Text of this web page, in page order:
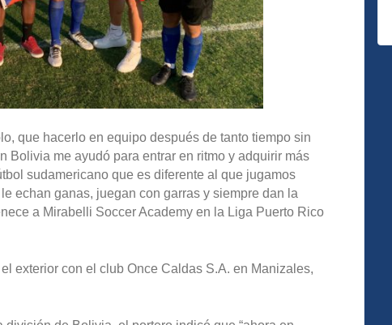
que hacerlo en equipo después de tanto tiempo sin
Bolivia me ayudó para entrar en ritmo y adquirir más
sudamericano que es diferente al que jugamos
echan ganas, juegan con garras y siempre dan la
a Mirabelli Soccer Academy en la Liga Puerto Rico
exterior con el club Once Caldas S.A. en Manizales,